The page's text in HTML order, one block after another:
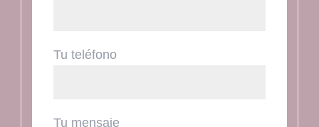
Tu teléfono
Tu mensaje